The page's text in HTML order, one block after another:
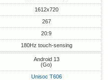
1612x720
267
20:9
180Hz touch-sensing
Android 13
(Go)
Unisoc T606